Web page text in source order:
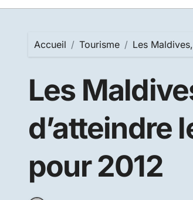
Accueil Tourisme Les
Les
d’atteindre
pour 2012